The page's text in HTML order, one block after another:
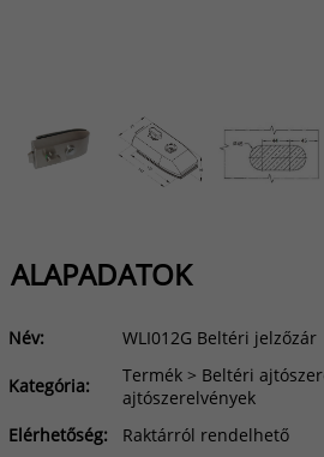
ALAPADATOK
Név: WLI012G Beltéri jelzőzár
Kategória:
Termék > Beltéri
ajtószerelvények
Elérhetőség:
Raktárról rendelhető